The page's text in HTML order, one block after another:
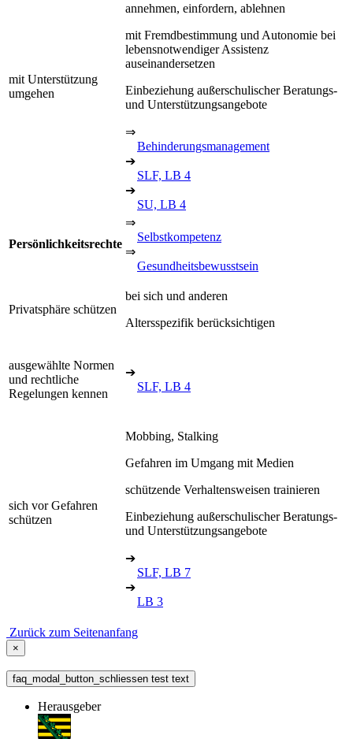
mit Unterstützung
umgehen
annehmen, einfordern, ablehnen
mit Fremdbestimmung und Autonomie bei
lebensnotwendiger Assistenz
auseinandersetzen
Einbeziehung außerschulischer Beratungs-
und Unterstützungsangebote
⇒
Behinderungsmanagement
➔
SLF, LB 4
➔
SU, LB 4
Persönlichkeitsrechte
⇒
Selbstkompetenz
⇒
Gesundheitsbewusstsein
Privatsphäre schützen
bei sich und anderen
Altersspezifik berücksichtigen
ausgewählte Normen
und rechtliche
Regelungen kennen
➔
SLF, LB 4
sich vor Gefahren
schützen
Mobbing, Stalking
Gefahren im Umgang mit Medien
schützende Verhaltensweisen trainieren
Einbeziehung außerschulischer Beratungs-
und Unterstützungsangebote
➔
SLF, LB 7
➔
LB 3
Zurück zum Seitenanfang
×
faq_modal_button_schliessen test text
Herausgeber